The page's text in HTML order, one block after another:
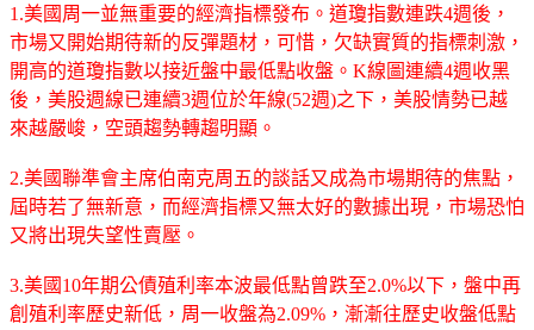
1.美國周一並無重要的經濟指標發布。道瓊指數連跌4週後，
市場又開始期待新的反彈題材，可惜，欠缺實質的指標刺激，
開高的道瓊指數以接近盤中最低點收盤。K線圖連續4週收黑
後，美股週線已連續3週位於年線(52週)之下，美股情勢已越
來越嚴峻，空頭趨勢轉趨明顯。
2.美國聯準會主席伯南克周五的談話又成為市場期待的焦點，
屆時若了無新意，而經濟指標又無太好的數據出現，市場恐怕
又將出現失望性賣壓。
3.美國10年期公債殖利率本波最低點曾跌至2.0%以下，盤中再
創殖利率歷史新低，周一收盤為2.09%，漸漸往歷史收盤低點